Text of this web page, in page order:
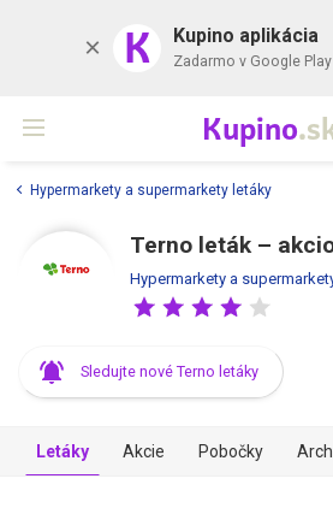
K Kupino aplikácia
Zadarmo v Google Play
Kupino
Hypermarkety a supermarkety letáky
Terno leták –
Hypermarkety a
Sledujte nové Terno letáky
Letáky Akcie Pobočky